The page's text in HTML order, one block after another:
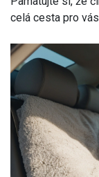
celá cesta pro